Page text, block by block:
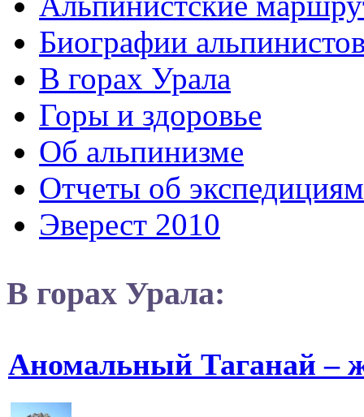
Биографии
В горах Урала
Горы и здоровье
Об альпинизме
Отчеты об экспедициям
Эверест 2010
В горах Урала:
Аномальный Таганай –